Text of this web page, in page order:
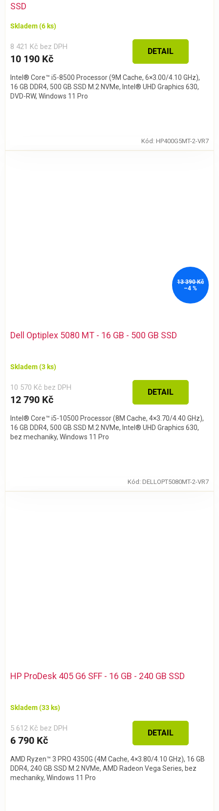
SSD
Skladem(6 ks)
8 421 Kč bez DPH
10 190 Kč
DETAIL
Intel® Core™ i5-8500 Processor (9M Cache, 6×3.00/4.10 GHz),
16 GB DDR4, 500 GB SSD M.2 NVMe, Intel® UHD Graphics 630,
DVD-RW, Windows 11 Pro
Kód: HP400G5MT-2-VR7
13 390 Kč
–4 %
Dell Optiplex 5080 MT - 16 GB - 500 GB SSD
Skladem(3 ks)
10 570 Kč bez DPH
12 790 Kč
DETAIL
Intel® Core™ i5-10500 Processor (8M Cache, 4×3.70/4.40 GHz),
16 GB DDR4, 500 GB SSD M.2 NVMe, Intel® UHD Graphics 630,
bez mechaniky, Windows 11 Pro
Kód: DELLOPT5080MT-2-VR7
HP ProDesk 405 G6 SFF - 16 GB - 240 GB SSD
Skladem(33 ks)
5 612 Kč bez DPH
6 790 Kč
DETAIL
AMD Ryzen™ 3 PRO 4350G (4M Cache, 4×3.80/4.10 GHz), 16 GB
DDR4, 240 GB SSD M.2 NVMe, AMD Radeon Vega Series, bez
mechaniky, Windows 11 Pro